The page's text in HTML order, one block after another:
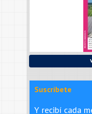
Suscribete
Y recibí cada